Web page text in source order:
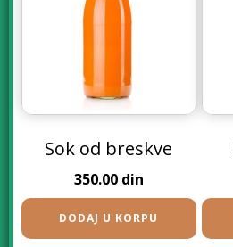
Sok od breskve
350.00 din
DODAJ U KORPU